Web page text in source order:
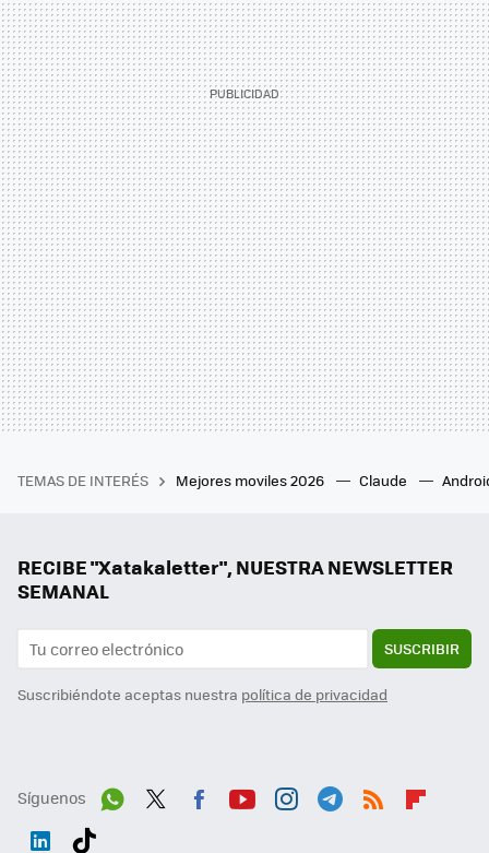
TEMAS DE INTERÉS Mejores moviles 2026 Claude
RECIBE "Xatakaletter", NUESTRA NEWSLETTER
SEMANAL
SUSCRIBIR
Suscribiéndote aceptas nuestra política de privacidad
Síguenos